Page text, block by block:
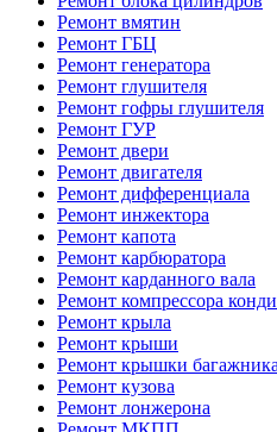
Ремонт вмятин
Ремонт ГБЦ
Ремонт генератора
Ремонт глушителя
Ремонт гофры глушителя
Ремонт ГУР
Ремонт двери
Ремонт двигателя
Ремонт дифференциала
Ремонт инжектора
Ремонт капота
Ремонт карбюратора
Ремонт карданного вала
Ремонт компрессора
Ремонт крыла
Ремонт крыши
Ремонт крышки багажника
Ремонт кузова
Ремонт лонжерона